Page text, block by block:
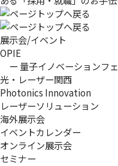
展示会/イベント
OPIE
ー 量子イノベーションフ
光・レーザー関西
Photonics Innovation
レーザーソリューション
海外展示会
イベントカレンダー
オンライン展示会
セミナー